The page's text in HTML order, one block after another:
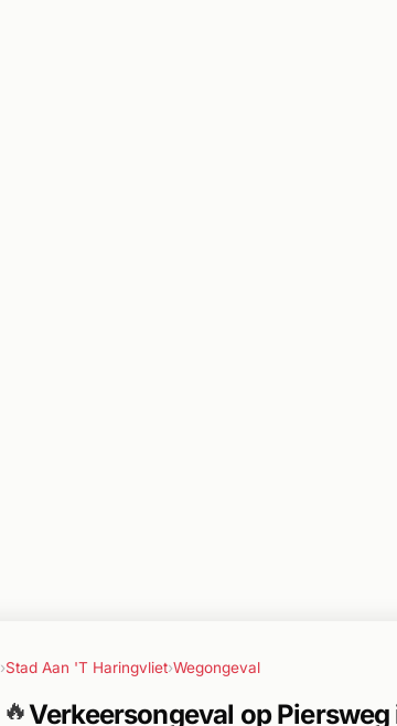
›Stad Aan 'T Haringvliet›Wegongeval
🔥Verkeersongeval op